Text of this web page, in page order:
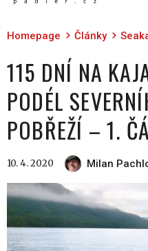
Homepage Články
115 DNÍ NA
PODÉL
POBŘEŽÍ – 1.
10. 4. 2020 Milan